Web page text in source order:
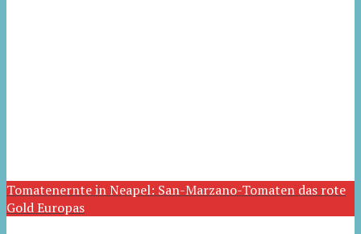
Tomatenernte in Neapel: San-Marzano-Tomaten das rote
Gold Europas